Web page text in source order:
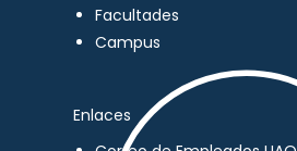
Facultades
Campus
Enlaces